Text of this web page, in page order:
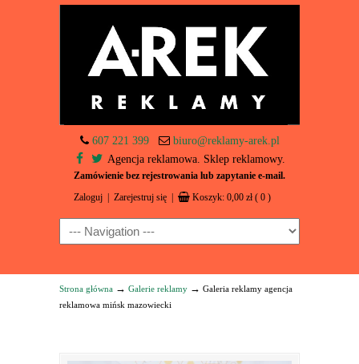
607 221 399
biuro@reklamy-arek.pl
Agencja reklamowa. Sklep reklamowy.
Zamówienie bez rejestrowania lub zapytanie e-mail.
Zaloguj Zarejestruj się Koszyk: 0,00 zł ( 0 )
Navigation
Strona główna → Galerie reklamy → Galeria reklamy agencja
reklamowa mińsk mazowiecki